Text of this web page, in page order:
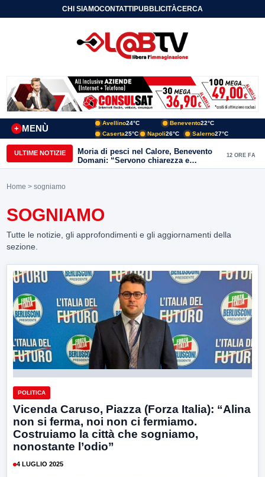
CHI SIAMOCONTATTIPUBBLICITÀCERCA
MENÙ
+
Avellino24°C Benevento22°C
Caserta25°C Napoli26°C Salerno27°C
ULTIME NOTIZIE
Moria di pesci nel Calore, Benevento
Domani: “Servono chiarezza e
approfondimenti sulla gestione
12 ORE FA
Home > sogniamo
SOGNIAMO
Tutte le notizie, gli approfondimenti e gli aggiornamenti della
sezione.
POLITICA
Vicenda Caruso, Piazza (Forza Italia): “Alina
non si ferma, noi non ci fermiamo.
Costruiamo la città che sogniamo,
nonostante l’odio”
4 LUGLIO 2025